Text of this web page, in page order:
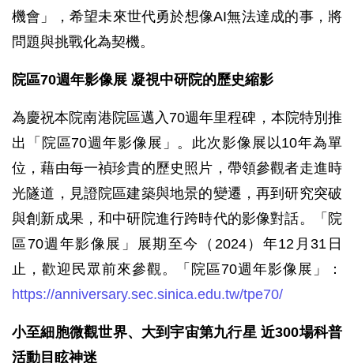
機會」，希望未來世代勇於想像AI無法達成的事，將
問題與挑戰化為契機。
院區70週年影像展 凝視中研院的歷史縮影
為慶祝本院南港院區邁入70週年里程碑，本院特別推
出「院區70週年影像展」。此次影像展以10年為單
位，藉由每一禎珍貴的歷史照片，帶領參觀者走進時
光隧道，見證院區建築與地景的變遷，再到研究突破
與創新成果，和中研院進行跨時代的影像對話。「院
區70週年影像展」展期至今（2024）年12月31日
止，歡迎民眾前來參觀。「院區70週年影像展」：
https://anniversary.sec.sinica.edu.tw/tpe70/
小至細胞微觀世界、大到宇宙第九行星 近300場科普
活動目眩神迷